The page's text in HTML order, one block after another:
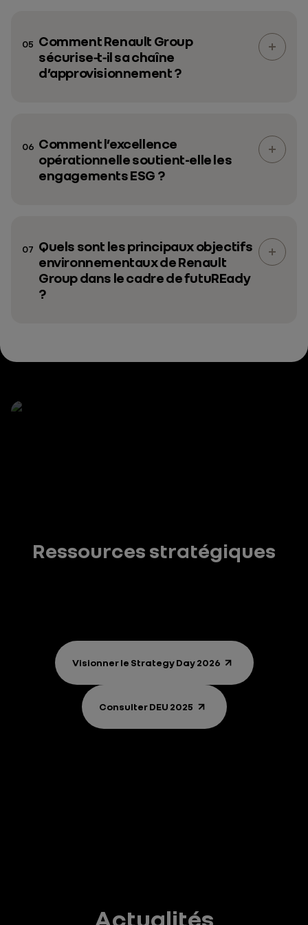
05 Comment Renault Group
sécurise‑t‑il sa chaîne
d’approvisionnement ?
06 Comment l’excellence
opérationnelle soutient-elle les
engagements ESG ?
07 Quels sont les principaux objectifs
environnementaux de Renault
Group dans le cadre de futuREady
?
Ressources stratégiques
Visionner le Strategy Day 2026
Consulter DEU 2025
Actualités